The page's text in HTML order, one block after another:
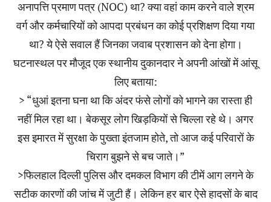
अनापत्ति प्रमाण पत्र (NOC) था? क्या वहां काम करने वाले श्रम
वर्ग और कर्मचारियों को आपदा प्रबंधन का कोई प्रशिक्षण दिया गया
था? ये ऐसे सवाल हैं जिनका जवाब प्रशासन को देना होगा।
घटनास्थल पर मौजूद एक स्थानीय दुकानदार ने अपनी आंखों में आंसू
लिए बताया:
> “धुआं इतना घना था कि अंदर फंसे लोगों को भागने का रास्ता ही
नहीं मिल रहा था। बेकसूर लोग खिड़कियों से चिल्ला रहे थे। अगर
इस इमारत में सुरक्षा के पुख्ता इंतजाम होते, तो आज कई परिवारों के
चिराग बुझने से बच जाते।”
>फिलहाल दिल्ली पुलिस और दमकल विभाग की टीमें आग लगने के
सटीक कारणों की जांच में जुटी हैं। लेकिन हर बार ऐसे हादसों के बाद